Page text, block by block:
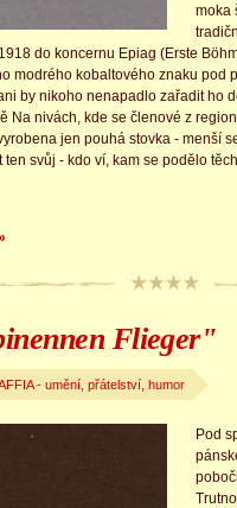
moka
do koncernu Epiag (Erste
modrého kobaltového znaku pod
by nikoho nenapadlo zařadit ho
Na nivách, kde se členové z
jen pouhá stovka - menší
svůj - kdo ví, kam se podělo
Flieger"
- umění, přátelství, humor
Pod